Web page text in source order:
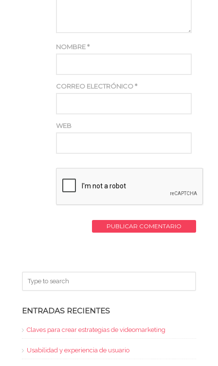
NOMBRE*
CORREO ELECTRÓNICO*
WEB
ENTRADAS RECIENTES
Claves para crear estrategias de videomarketing
Usabilidad y experiencia de usuario